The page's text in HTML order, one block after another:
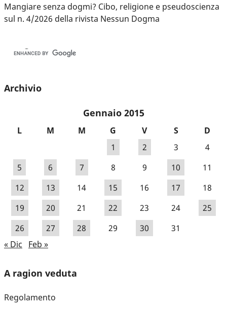
Mangiare senza dogmi? Cibo, religione e pseudoscienza
sul n. 4/2026 della rivista Nessun Dogma
Archivio
Gennaio 2015
L M M G V S
D
1
2 3
4
5
6 7 8 9 10
11
12
13 14 15 16 17
18
19
20 21 22 23 24
25
26
27 28 29 30
31
« Dic
Feb »
A ragion veduta
Regolamento